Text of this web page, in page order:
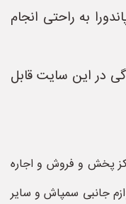
به راحتی انجام
در این سایت قابل
پخش و فروش و اجاره
جانبی سمپاش و سایر